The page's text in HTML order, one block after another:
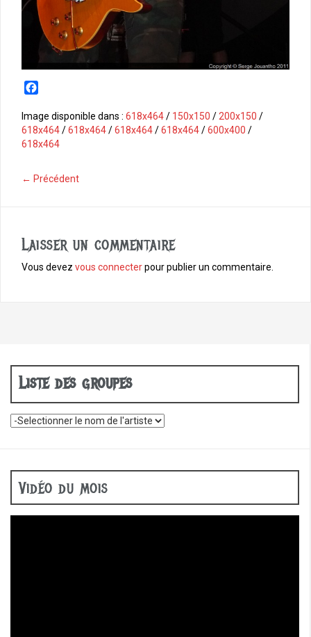
c
e
b
k
Image disponible dans : 618x464/ 150x150 / 200x150 /
618x464/618x464/618x464/618x464/600x400 /
618x464
← Précédent
Laisser un commentaire
Vous devez vous connecterpour publier un commentaire.
Liste des groupes
Vidéo du mois